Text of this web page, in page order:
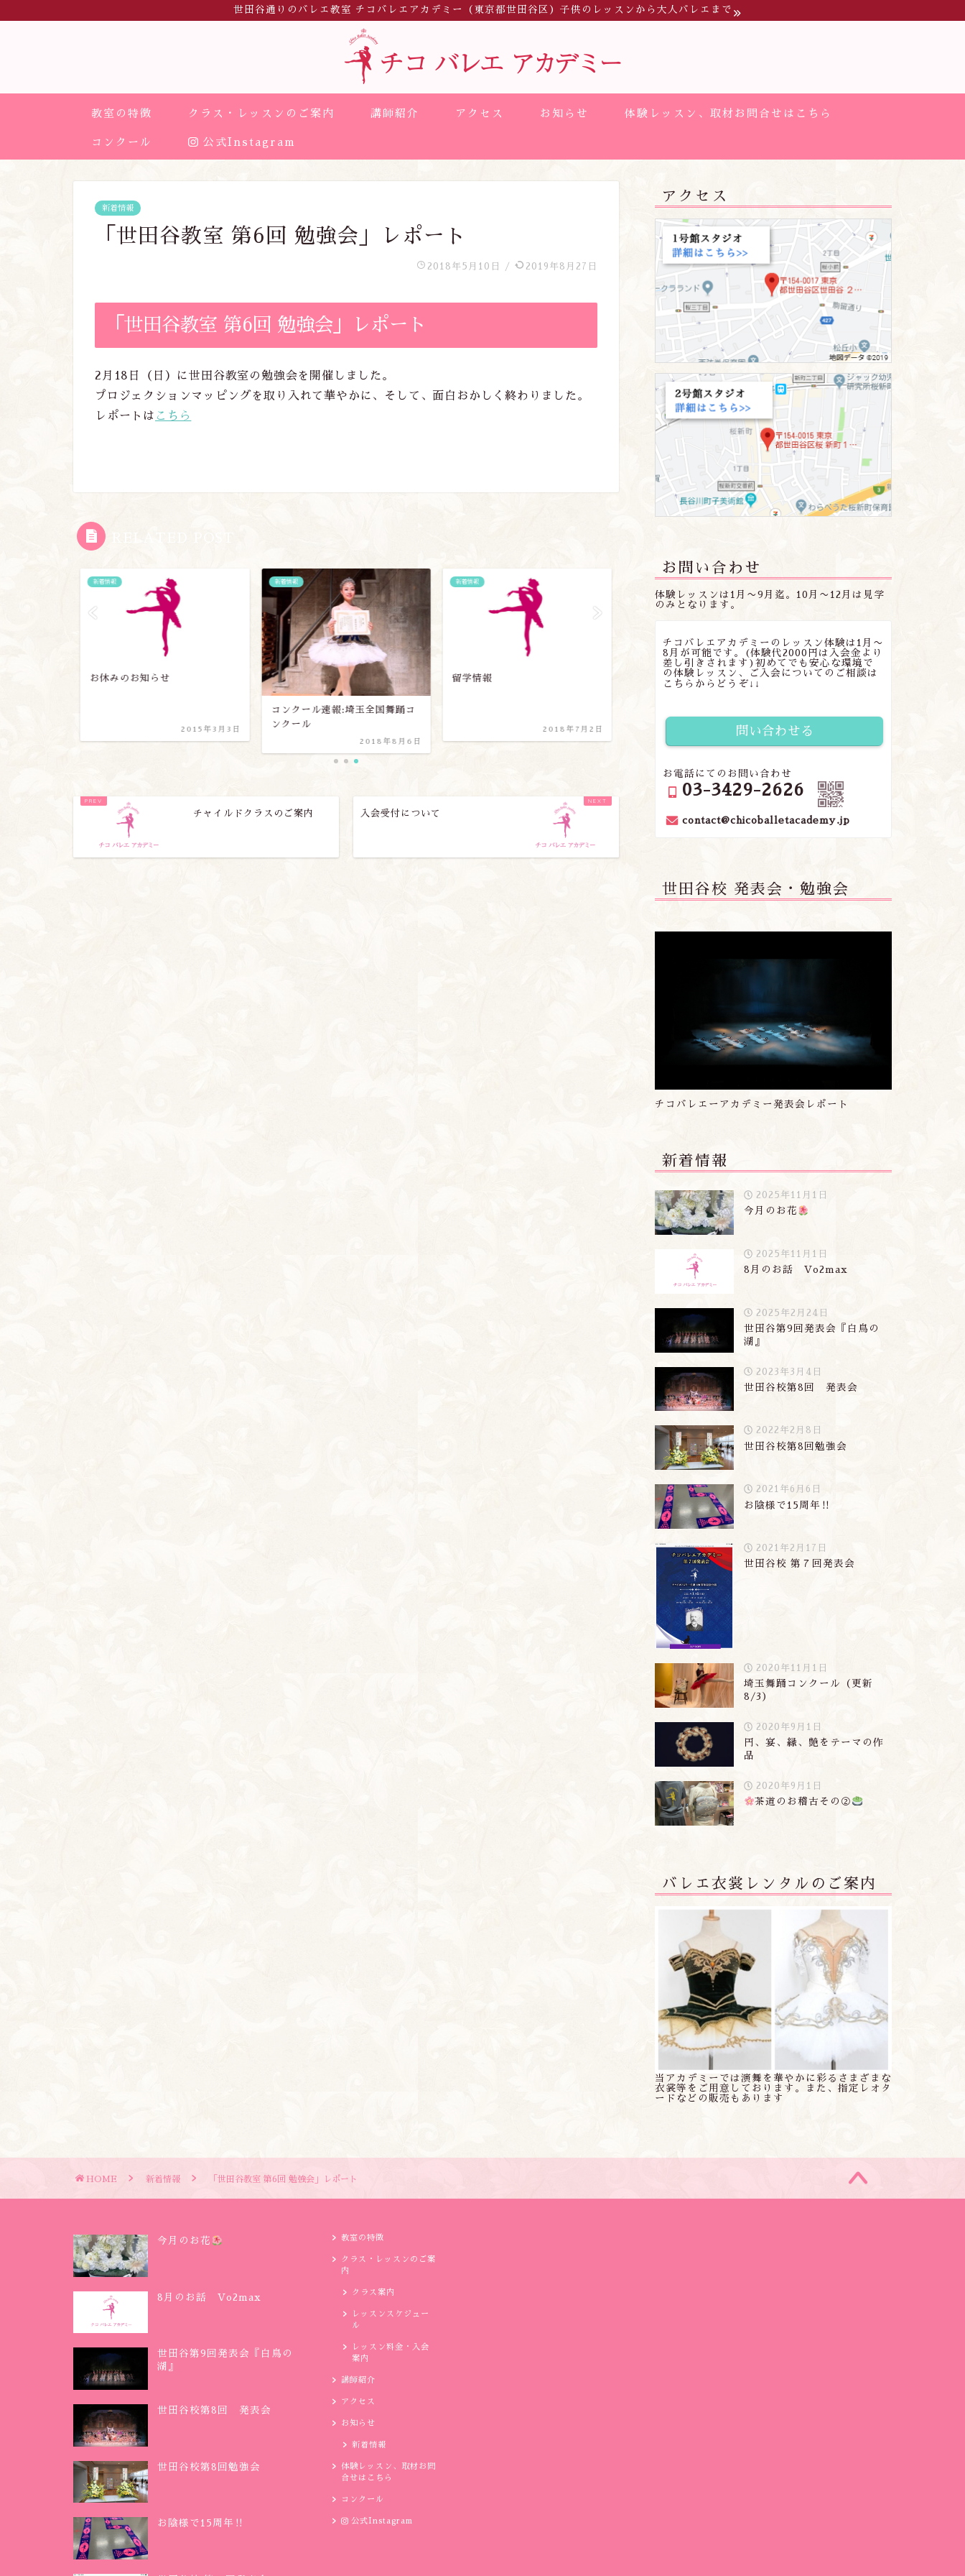
世田谷通りのバレエ教室 チコバレエアカデミー（東京都世田谷区）子供のレッスンから大人バレエまで
教室の特徴 クラス・レッスンのご案内 講師紹介 アクセス お知らせ 体験レッスン、取材お問合せはこちら
コンクール 公式Instagram
新着情報
「世田谷教室 第6回 勉強会」レポート
2018年5月10日 / 2019年8月27日
「世田谷教室 第6回 勉強会」レポート
2月18日（日）に世田谷教室の勉強会を開催しました。
プロジェクションマッピングを取り入れて華やかに、そして、面白おかしく終わりました。
レポートは こちら
新着情報
お休みのお知らせ
2015年3月3日
新着情報
コンクール速報:埼玉全国舞踊コ
ンクール
2018年8月6日
新着情報
留学情報
2018年7月2日
お休みのお知らせ
2015年3月3日
チャイルドクラスのご案内 入会受付について
アクセス
お問い合わせ
体験レッスンは1月〜9月迄。10月〜12月は見学
のみとなります。
チコバレエアカデミーのレッスン体験は1月〜
8月が可能です。(体験代2000円は入会金より
差し引きされます)初めてでも安心な環境で
の体験レッスン、ご入会についてのご相談は
こちらからどうぞ↓↓
問い合わせる
お電話にてのお問い合わせ
03-3429-2626
contact@chicoballetacademy.jp
世田谷校 発表会・勉強会
チコバレエーアカデミー発表会レポート
新着情報
2025年11月1日
今月のお花
2025年11月1日
8月のお話 Vo2max
2025年2月24日
世田谷第9回発表会『白鳥の
湖』
2023年3月4日
世田谷校第8回 発表会
2022年2月8日
世田谷校第8回勉強会
2021年6月6日
お陰様で15周年‼︎
2021年2月17日
世田谷校 第７回発表会
2020年11月1日
埼玉舞踊コンクール（更新
8/3）
2020年9月1日
円、宴、縁、艶をテーマの作
品
2020年9月1日
茶道のお稽古その②
バレエ衣裳レンタルのご案内
当アカデミーでは演舞を華やかに彩るさまざまな
衣裳等をご用意しております。また、指定レオタ
ードなどの販売もあります
HOME 新着情報 「世田谷教室 第6回 勉強会」レポート
今月のお花
8月のお話 Vo2max
世田谷第9回発表会『白鳥の
湖』
世田谷校第8回 発表会
世田谷校第8回勉強会
お陰様で15周年‼︎
教室の特徴
クラス・レッスンのご案
内
クラス案内
レッスンスケジュー
ル
レッスン料金・入会
案内
講師紹介
アクセス
お知らせ
新着情報
体験レッスン、取材お問
合せはこちら
コンクール
公式Instagram